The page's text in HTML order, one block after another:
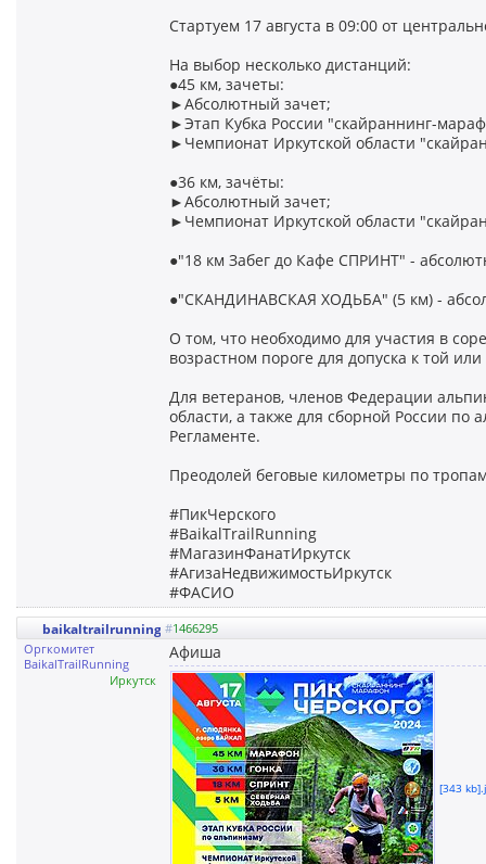
Стартуем 17 августа в 09:00 от
На выбор несколько дистанций:
●45 км, зачеты:
►Абсолютный зачет;
►Этап Кубка России "скайраннинг-
►Чемпионат Иркутской области
●36 км, зачёты:
►Абсолютный зачет;
►Чемпионат Иркутской области
●"18 км Забег до Кафе СПРИНТ" -
●"СКАНДИНАВСКАЯ ХОДЬБА" (5 км) -
О том, что необходимо для участия в
возрастном пороге для допуска к той
Для ветеранов, членов Федерации
области, а также для сборной России
Регламенте.
Преодолей беговые километры по
#ПикЧерского
#BaikalTrailRunning
#МагазинФанатИркутск
#АгизаНедвижимостьИркутск
#ФАСИО
baikaltrailrunning #1466295
Оргкомитет
BaikalTrailRunning
Иркутск
Афиша
[343